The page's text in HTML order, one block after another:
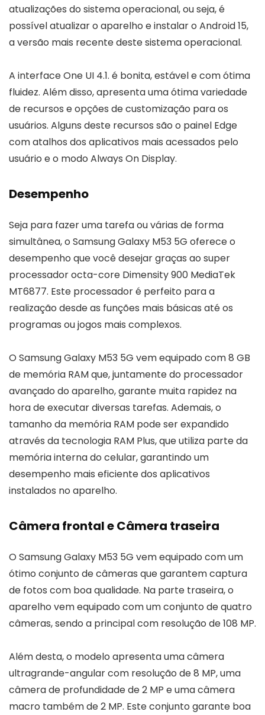
atualizações do sistema operacional, ou seja, é
possível atualizar o aparelho e instalar o Android 15,
a versão mais recente deste sistema operacional.
A interface One UI 4.1. é bonita, estável e com ótima
fluidez. Além disso, apresenta uma ótima variedade
de recursos e opções de customização para os
usuários. Alguns deste recursos são o painel Edge
com atalhos dos aplicativos mais acessados pelo
usuário e o modo Always On Display.
Desempenho
Seja para fazer uma tarefa ou várias de forma
simultânea, o Samsung Galaxy M53 5G oferece o
desempenho que você desejar graças ao super
processador octa-core Dimensity 900 MediaTek
MT6877. Este processador é perfeito para a
realização desde as funções mais básicas até os
programas ou jogos mais complexos.
O Samsung Galaxy M53 5G vem equipado com 8 GB
de memória RAM que, juntamente do processador
avançado do aparelho, garante muita rapidez na
hora de executar diversas tarefas. Ademais, o
tamanho da memória RAM pode ser expandido
através da tecnologia RAM Plus, que utiliza parte da
memória interna do celular, garantindo um
desempenho mais eficiente dos aplicativos
instalados no aparelho.
Câmera frontal e Câmera traseira
O Samsung Galaxy M53 5G vem equipado com um
ótimo conjunto de câmeras que garantem captura
de fotos com boa qualidade. Na parte traseira, o
aparelho vem equipado com um conjunto de quatro
câmeras, sendo a principal com resolução de 108 MP.
Além desta, o modelo apresenta uma câmera
ultragrande-angular com resolução de 8 MP, uma
câmera de profundidade de 2 MP e uma câmera
macro também de 2 MP. Este conjunto garante boa